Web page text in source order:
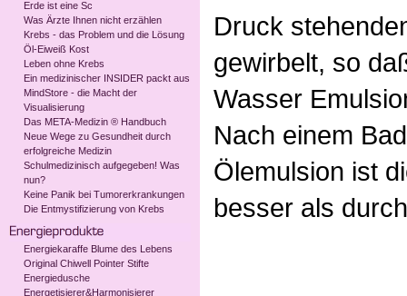
Erde ist eine Sc
Was Ärzte Ihnen nicht erzählen
Krebs - das Problem und die Lösung
Öl-Eiweiß Kost
Leben ohne Krebs
Ein medizinischer INSIDER packt aus
MindStore - die Macht der
Visualisierung
Das META-Medizin ® Handbuch
Neue Wege zu Gesundheit durch
erfolgreiche Medizin
Schulmedizinisch aufgegeben! Was
nun?
Keine Panik bei Tumorerkrankungen
Die Entmystifizierung von Krebs
Energiekaraffe Blume des Lebens
Original Chiwell Pointer Stifte
Energiedusche
Energetisierer&Harmonisierer
Druck
gewirbelt, so
Wasser
Nach einem
Ölemulsion ist
besser als